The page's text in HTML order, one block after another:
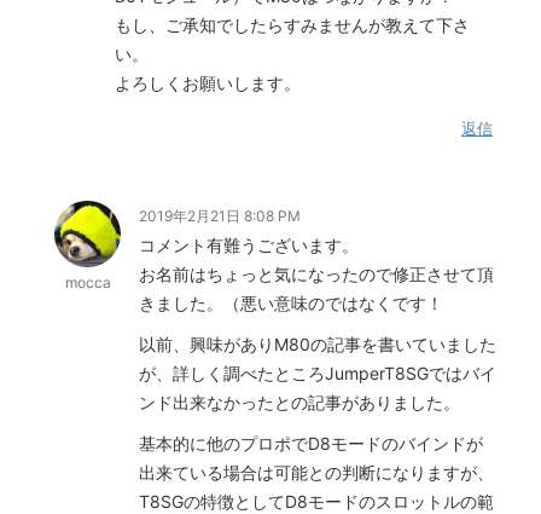
もし、ご承知でしたらすみませんが教えて下さ
い。
よろしくお願いします。
返信
mocca
2019年2月21日 8:08 PM
コメント有難うございます。
お名前はちょっと気になったので修正させて頂
きました。（悪い意味のではなくです！
以前、興味がありM80の記事を書いていました
が、詳しく調べたところJumperT8SGではバイ
ンド出来なかったとの記事がありました。
基本的に他のプロポでD8モードのバインドが
出来ている場合は可能との判断になりますが、
T8SGの特徴としてD8モードのスロットルの範